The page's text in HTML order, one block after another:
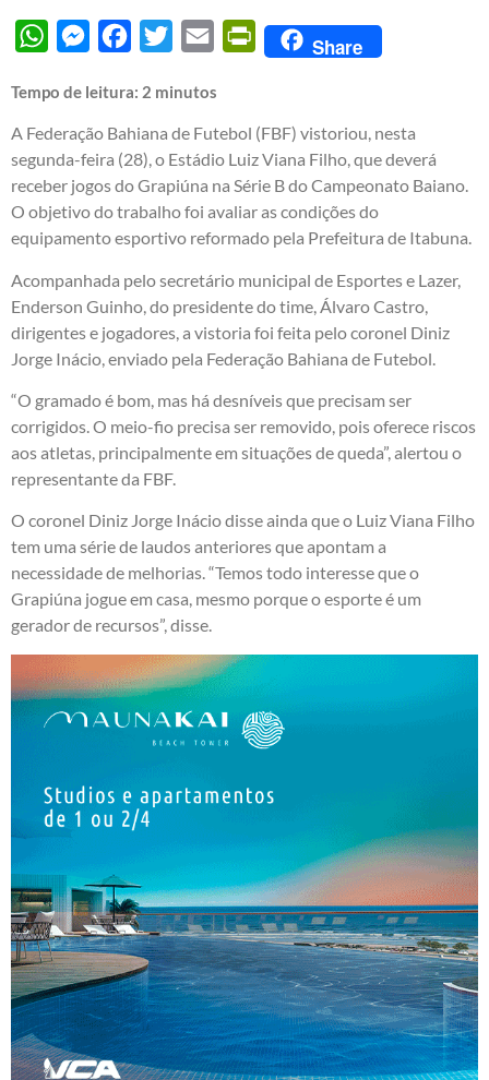
WhatsAppMessengerFacebook
Twitter Email PrintFriendly
Share
Tempo de leitura: 2 minutos
A Federação Bahiana de Futebol (FBF) vistoriou, nesta
segunda-feira (28), o Estádio Luiz Viana Filho, que deverá
receber jogos do Grapiúna na Série B do Campeonato Baiano.
O objetivo do trabalho foi avaliar as condições do
equipamento esportivo reformado pela Prefeitura de Itabuna.
Acompanhada pelo secretário municipal de Esportes e Lazer,
Enderson Guinho, do presidente do time, Álvaro Castro,
dirigentes e jogadores, a vistoria foi feita pelo coronel Diniz
Jorge Inácio, enviado pela Federação Bahiana de Futebol.
“O gramado é bom, mas há desníveis que precisam ser
corrigidos. O meio-fio precisa ser removido, pois oferece riscos
aos atletas, principalmente em situações de queda”, alertou o
representante da FBF.
O coronel Diniz Jorge Inácio disse ainda que o Luiz Viana Filho
tem uma série de laudos anteriores que apontam a
necessidade de melhorias. “Temos todo interesse que o
Grapiúna jogue em casa, mesmo porque o esporte é um
gerador de recursos”, disse.